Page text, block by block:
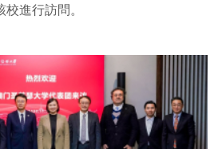
進行訪問。